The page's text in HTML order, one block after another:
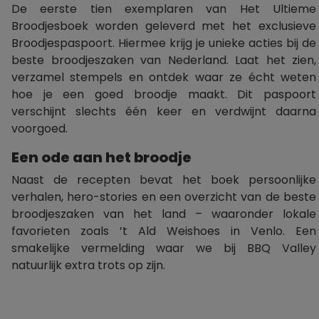
De eerste tien exemplaren van Het Ultieme
Broodjesboek worden geleverd met het exclusieve
Broodjespaspoort. Hiermee krijg je unieke acties bij de
beste broodjeszaken van Nederland. Laat het zien,
verzamel stempels en ontdek waar ze écht weten
hoe je een goed broodje maakt. Dit paspoort
verschijnt slechts één keer en verdwijnt daarna
voorgoed.
Een ode aan het broodje
Naast de recepten bevat het boek persoonlijke
verhalen, hero-stories en een overzicht van de beste
broodjeszaken van het land – waaronder lokale
favorieten zoals ’t Ald Weishoes in Venlo. Een
smakelijke vermelding waar we bij BBQ Valley
natuurlijk extra trots op zijn.